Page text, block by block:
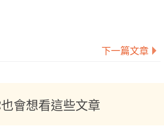
下一篇文章
會想看這些文章